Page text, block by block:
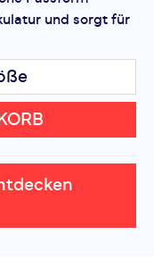
und sorgt für